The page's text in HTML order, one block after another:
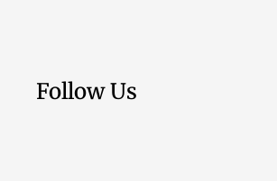
Follow Us